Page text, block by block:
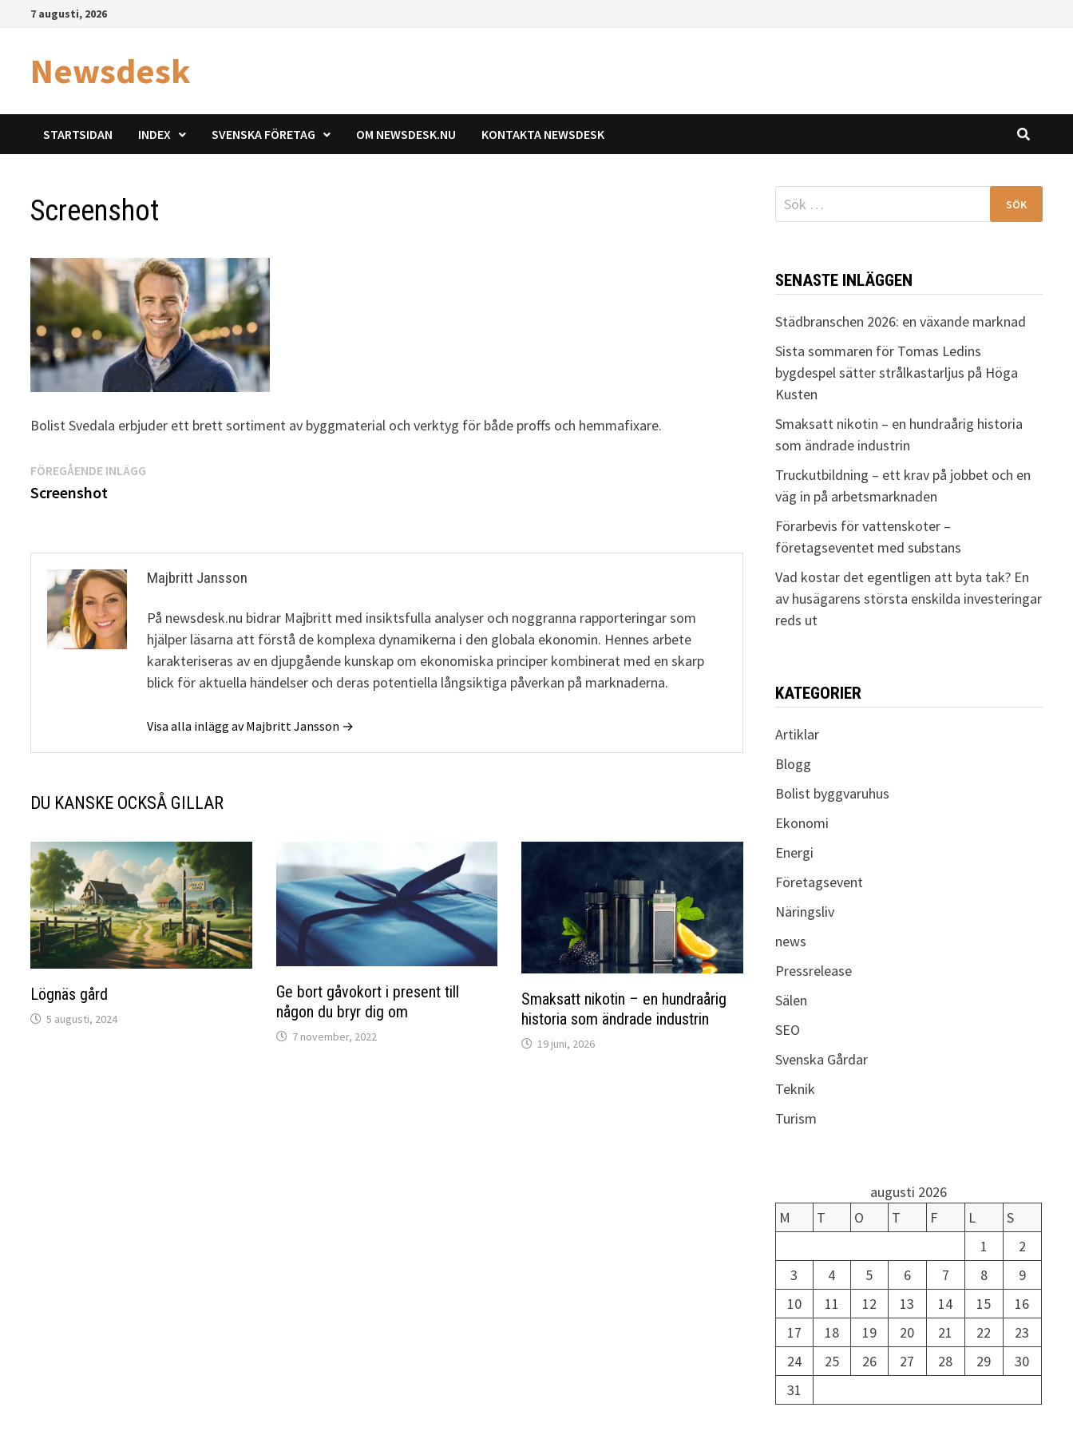
Hoppa7 augusti, 2026
Newsdesk
STARTSIDAN INDEX SVENSKA FÖRETAG OM NEWSDESK.NU KONTAKTA NEWSDESK
Screenshot
Bolist Svedala erbjuder ett brett sortiment av byggmaterial och verktyg för både proffs och hemmafixare.
Inläggsnavigering
FÖREGÅENDE INLÄGG
Screenshot
Majbritt Jansson
På newsdesk.nu bidrar Majbritt med insiktsfulla analyser och noggranna rapporteringar som
hjälper läsarna att förstå de komplexa dynamikerna i den globala ekonomin. Hennes arbete
karakteriseras av en djupgående kunskap om ekonomiska principer kombinerat med en skarp
blick för aktuella händelser och deras potentiella långsiktiga påverkan på marknaderna.
Visa alla inlägg av Majbritt Jansson →
DU KANSKE OCKSÅ GILLAR
Lögnäs gård
5 augusti, 2024
Ge bort gåvokort i present till
någon du bryr dig om
7 november, 2022
Smaksatt nikotin – en hundraårig
historia som ändrade industrin
19 juni, 2026
Sök
efter:
SENASTE INLÄGGEN
Städbranschen 2026: en växande marknad
Sista sommaren för Tomas Ledins
bygdespel sätter strålkastarljus på Höga
Kusten
Smaksatt nikotin – en hundraårig historia
som ändrade industrin
Truckutbildning – ett krav på jobbet och en
väg in på arbetsmarknaden
Förarbevis för vattenskoter –
företagseventet med substans
Vad kostar det egentligen att byta tak? En
av husägarens största enskilda investeringar
reds ut
KATEGORIER
Artiklar
Blogg
Bolist byggvaruhus
Ekonomi
Energi
Företagsevent
Näringsliv
news
Pressrelease
Sälen
SEO
Svenska Gårdar
Teknik
Turism
augusti 2026
M
T O T F L
S
1
2
3
4 5 6 7 8
9
10
11 12 13 14 15
16
17
18 19 20 21 22
23
24
25 26 27 28 29
30
31